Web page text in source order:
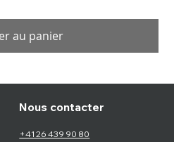
au panier
Nous contacter
+41 26 439 90 80